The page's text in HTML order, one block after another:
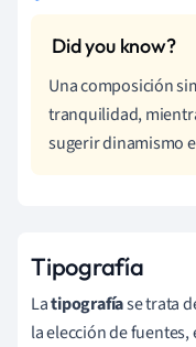
Una composición
tranquilidad,
sugerir dinamismo
Tipografía
Latipografíase trata
la elección de fuentes,